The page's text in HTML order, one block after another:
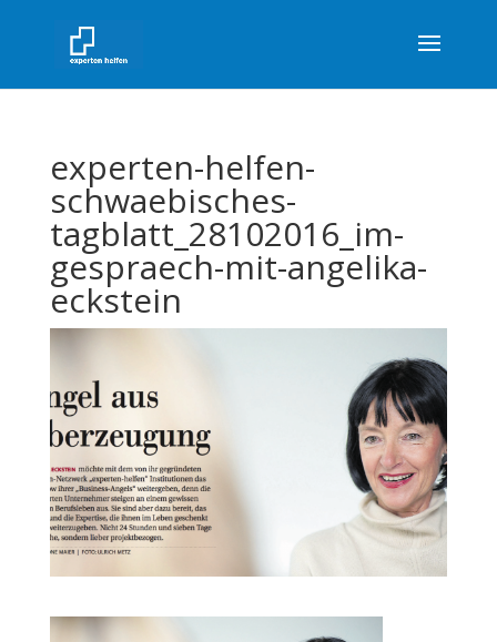
experten-helfen-
schwaebisches-
tagblatt_28102016_im-
gespraech-mit-angelika-
eckstein